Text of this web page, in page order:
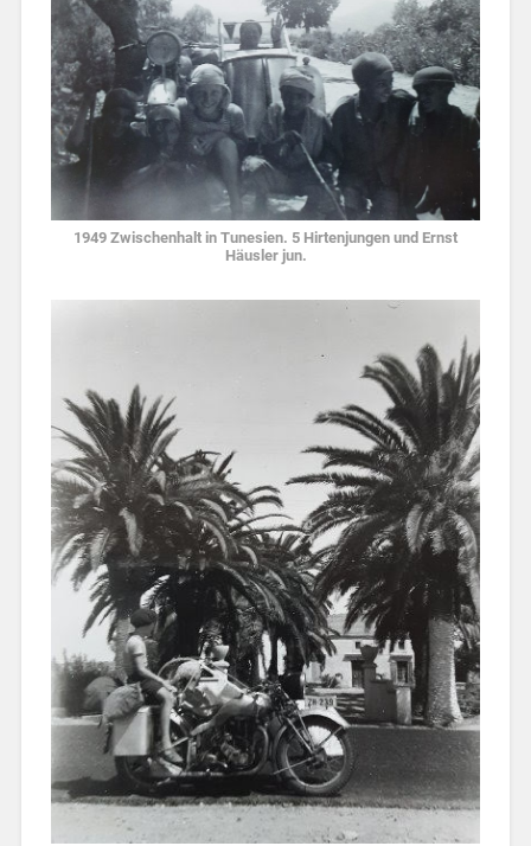
1949 Zwischenhalt in Tunesien. 5 Hirtenjungen und Ernst
Häusler jun.